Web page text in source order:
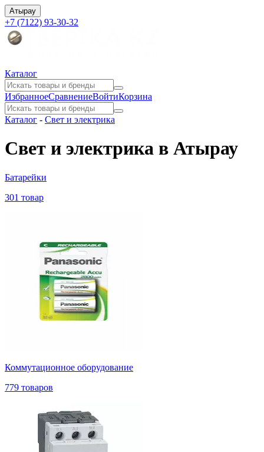
Атырау
+7 (7122) 93-30-32
Каталог
ИзбранноеСравнениеВойтиКорзина
Каталог - Свет и электрика
Свет и электрика в Атырау
Батарейки
301 товар
Коммутационное оборудование
779 товаров